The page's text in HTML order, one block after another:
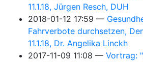
11.1.18, Jürgen Resch, DUH
2018-01-12 17:59
Fahrverbote durchsetzen,
11.1.18, Dr. Angelika Linckh
2017-11-09 11:08
Vortrag: